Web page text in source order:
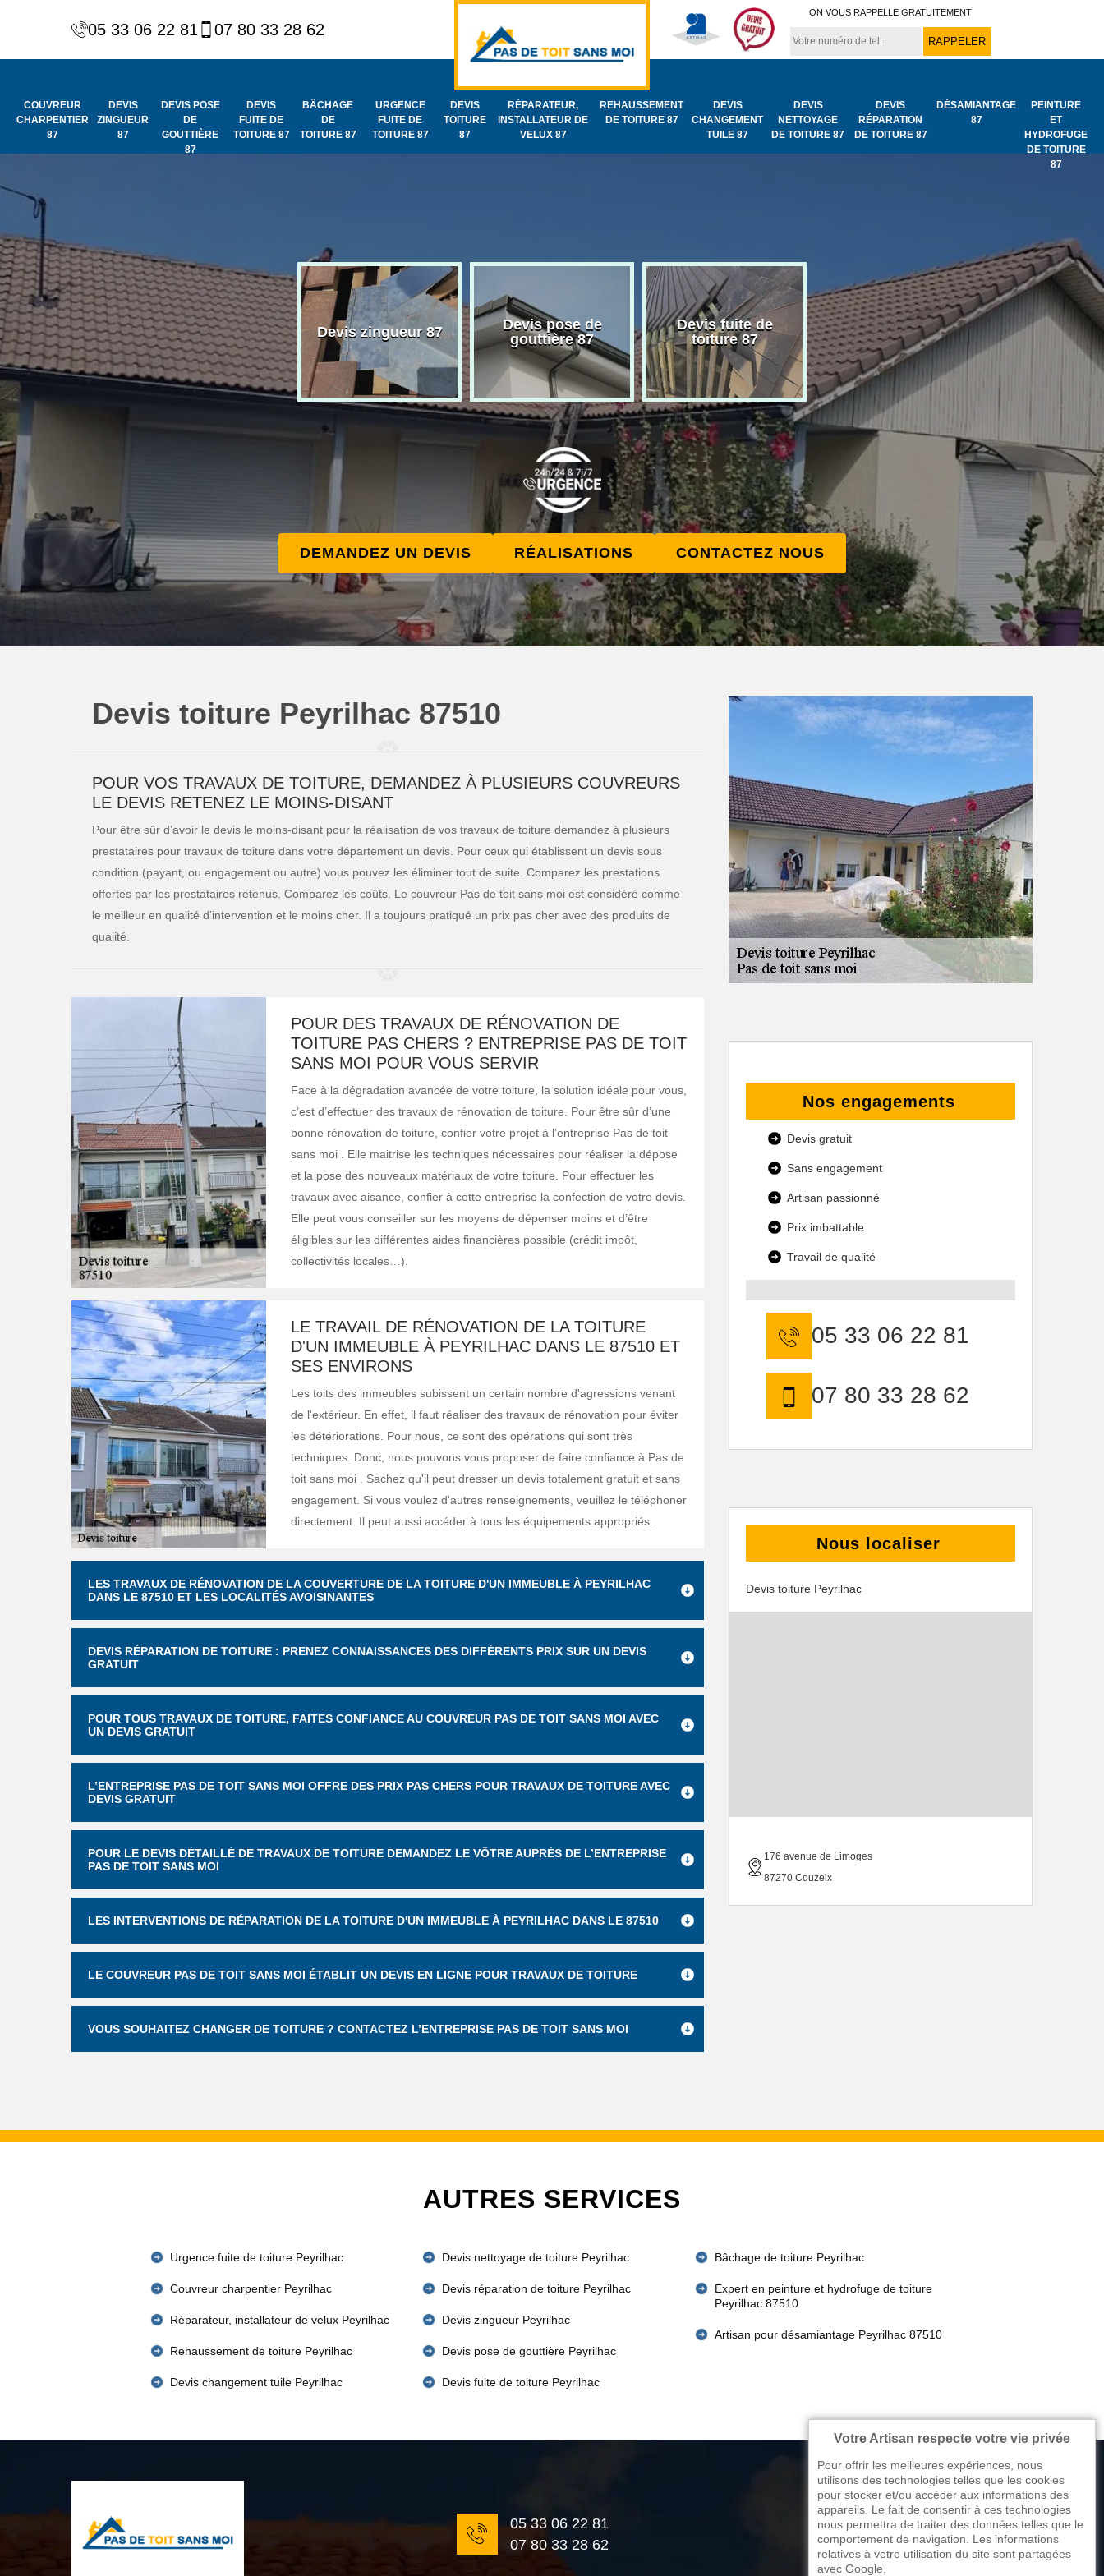
05 33 06 22 81 07 80 33 28 62
ON VOUS RAPPELLE GRATUITEMENT
COUVREUR
CHARPENTIER
87
DEVIS
ZINGUEUR
87
DEVIS POSE
DE
GOUTTIÈRE
87
DEVIS
FUITE DE
TOITURE 87
BÂCHAGE
DE
TOITURE 87
URGENCE
FUITE DE
TOITURE 87
DEVIS
TOITURE
87
RÉPARATEUR,
INSTALLATEUR DE
VELUX 87
REHAUSSEMENT
DE TOITURE 87
DEVIS
CHANGEMENT
TUILE 87
DEVIS
NETTOYAGE
DE TOITURE 87
DEVIS
RÉPARATION
DE TOITURE 87
DÉSAMIANTAGE
87
PEINTURE
ET
HYDROFUGE
DE TOITURE
87
et
de
toiture 87
Couvreur
charpentier 87
Devis zingueur 87
Devis pose de
gouttière 87
Devis fuite de
toiture 87
Bâchage de toiture
87
Urgence
toiture 87
DEMANDEZ UN DEVIS RÉALISATIONS CONTACTEZ NOUS
Devis toiture Peyrilhac 87510
POUR VOS TRAVAUX DE TOITURE, DEMANDEZ À PLUSIEURS COUVREURS
LE DEVIS RETENEZ LE MOINS-DISANT
Pour être sûr d’avoir le devis le moins-disant pour la réalisation de vos travaux de toiture demandez à plusieurs
prestataires pour travaux de toiture dans votre département un devis. Pour ceux qui établissent un devis sous
condition (payant, ou engagement ou autre) vous pouvez les éliminer tout de suite. Comparez les prestations
offertes par les prestataires retenus. Comparez les coûts. Le couvreur Pas de toit sans moi est considéré comme
le meilleur en qualité d’intervention et le moins cher. Il a toujours pratiqué un prix pas cher avec des produits de
qualité.
POUR DES TRAVAUX DE RÉNOVATION DE
TOITURE PAS CHERS ? ENTREPRISE PAS DE TOIT
SANS MOI POUR VOUS SERVIR
Face à la dégradation avancée de votre toiture, la solution idéale pour vous,
c’est d’effectuer des travaux de rénovation de toiture. Pour être sûr d’une
bonne rénovation de toiture, confier votre projet à l’entreprise Pas de toit
sans moi . Elle maitrise les techniques nécessaires pour réaliser la dépose
et la pose des nouveaux matériaux de votre toiture. Pour effectuer les
travaux avec aisance, confier à cette entreprise la confection de votre devis.
Elle peut vous conseiller sur les moyens de dépenser moins et d’être
éligibles sur les différentes aides financières possible (crédit impôt,
collectivités locales…).
LE TRAVAIL DE RÉNOVATION DE LA TOITURE
D'UN IMMEUBLE À PEYRILHAC DANS LE 87510 ET
SES ENVIRONS
Les toits des immeubles subissent un certain nombre d'agressions venant
de l'extérieur. En effet, il faut réaliser des travaux de rénovation pour éviter
les détériorations. Pour nous, ce sont des opérations qui sont très
techniques. Donc, nous pouvons vous proposer de faire confiance à Pas de
toit sans moi . Sachez qu'il peut dresser un devis totalement gratuit et sans
engagement. Si vous voulez d'autres renseignements, veuillez le téléphoner
directement. Il peut aussi accéder à tous les équipements appropriés.
LES TRAVAUX DE RÉNOVATION DE LA COUVERTURE DE LA TOITURE D'UN IMMEUBLE À PEYRILHAC
DANS LE 87510 ET LES LOCALITÉS AVOISINANTES
DEVIS RÉPARATION DE TOITURE : PRENEZ CONNAISSANCES DES DIFFÉRENTS PRIX SUR UN DEVIS
GRATUIT
POUR TOUS TRAVAUX DE TOITURE, FAITES CONFIANCE AU COUVREUR PAS DE TOIT SANS MOI AVEC
UN DEVIS GRATUIT
L’ENTREPRISE PAS DE TOIT SANS MOI OFFRE DES PRIX PAS CHERS POUR TRAVAUX DE TOITURE AVEC
DEVIS GRATUIT
POUR LE DEVIS DÉTAILLÉ DE TRAVAUX DE TOITURE DEMANDEZ LE VÔTRE AUPRÈS DE L’ENTREPRISE
PAS DE TOIT SANS MOI
LES INTERVENTIONS DE RÉPARATION DE LA TOITURE D'UN IMMEUBLE À PEYRILHAC DANS LE 87510
LE COUVREUR PAS DE TOIT SANS MOI ÉTABLIT UN DEVIS EN LIGNE POUR TRAVAUX DE TOITURE
VOUS SOUHAITEZ CHANGER DE TOITURE ? CONTACTEZ L’ENTREPRISE PAS DE TOIT SANS MOI
Nos engagements
Devis gratuit
Sans engagement
Artisan passionné
Prix imbattable
Travail de qualité
05 33 06 22 81
07 80 33 28 62
Nous localiser
Devis toiture Peyrilhac
176 avenue de Limoges
87270 Couzeix
AUTRES SERVICES
Urgence fuite de toiture Peyrilhac
Couvreur charpentier Peyrilhac
Réparateur, installateur de velux Peyrilhac
Rehaussement de toiture Peyrilhac
Devis changement tuile Peyrilhac
Devis nettoyage de toiture Peyrilhac
Devis réparation de toiture Peyrilhac
Devis zingueur Peyrilhac
Devis pose de gouttière Peyrilhac
Devis fuite de toiture Peyrilhac
Bâchage de toiture Peyrilhac
Expert en peinture et hydrofuge de toiture
Peyrilhac 87510
Artisan pour désamiantage Peyrilhac 87510
05 33 06 22 81
07 80 33 28 62
176 avenue de Limoges
87270 Couzeix
Votre Artisan respecte votre vie privée
Pour offrir les meilleures expériences, nous
utilisons des technologies telles que les cookies
pour stocker et/ou accéder aux informations des
appareils. Le fait de consentir à ces technologies
nous permettra de traiter des données telles que le
comportement de navigation. Les informations
relatives à votre utilisation du site sont partagées
avec Google.